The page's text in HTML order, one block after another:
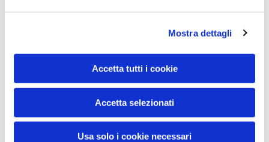
Mostra dettagli
Accetta tutti i cookie
Accetta selezionati
Usa solo i cookie necessari